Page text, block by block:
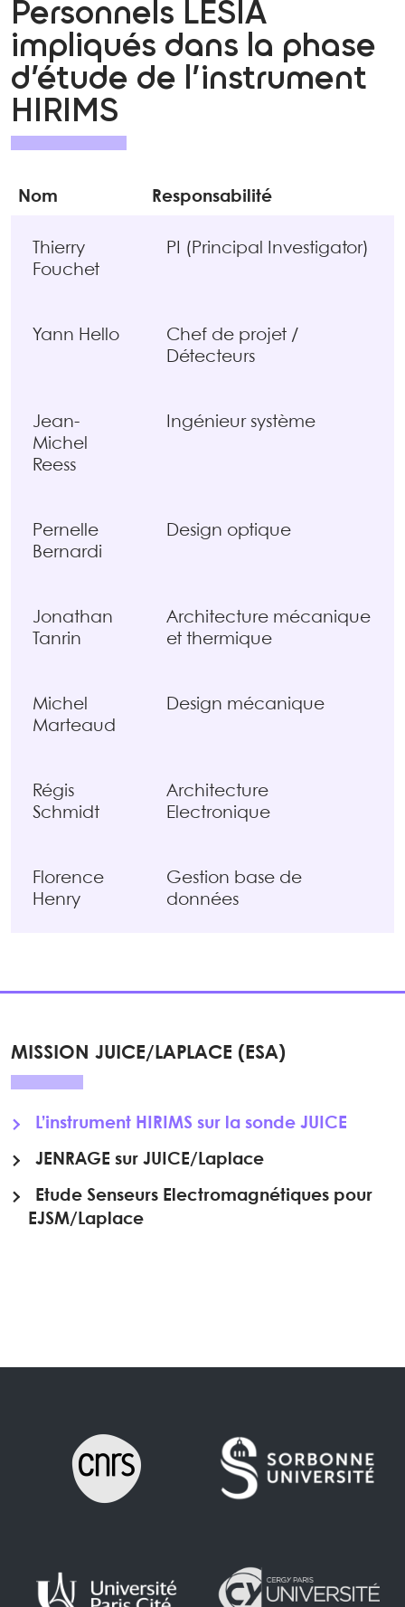
Personnels LESIA
impliqués dans la phase
d’étude de l’instrument
HIRIMS
Nom Responsabilité
Thierry
Fouchet
PI (Principal Investigator)
Yann Hello
Chef de projet /
Détecteurs
Jean-
Michel
Reess
Ingénieur système
Pernelle
Bernardi
Design optique
Jonathan
Tanrin
Architecture mécanique
et thermique
Michel
Marteaud
Design mécanique
Régis
Schmidt
Architecture
Electronique
Florence
Henry
Gestion base de
données
MISSION JUICE/LAPLACE (ESA)
L’instrument HIRIMS sur la sonde JUICE
JENRAGE sur JUICE/Laplace
Etude Senseurs Electromagnétiques pour
EJSM/Laplace